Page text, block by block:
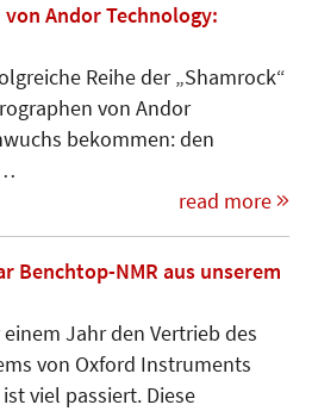
Andor Technology:
Reihe der „Shamrock“
von Andor
bekommen: den
read more
Benchtop-NMR aus unserem
Jahr den Vertrieb des
von Oxford Instruments
viel passiert. Diese